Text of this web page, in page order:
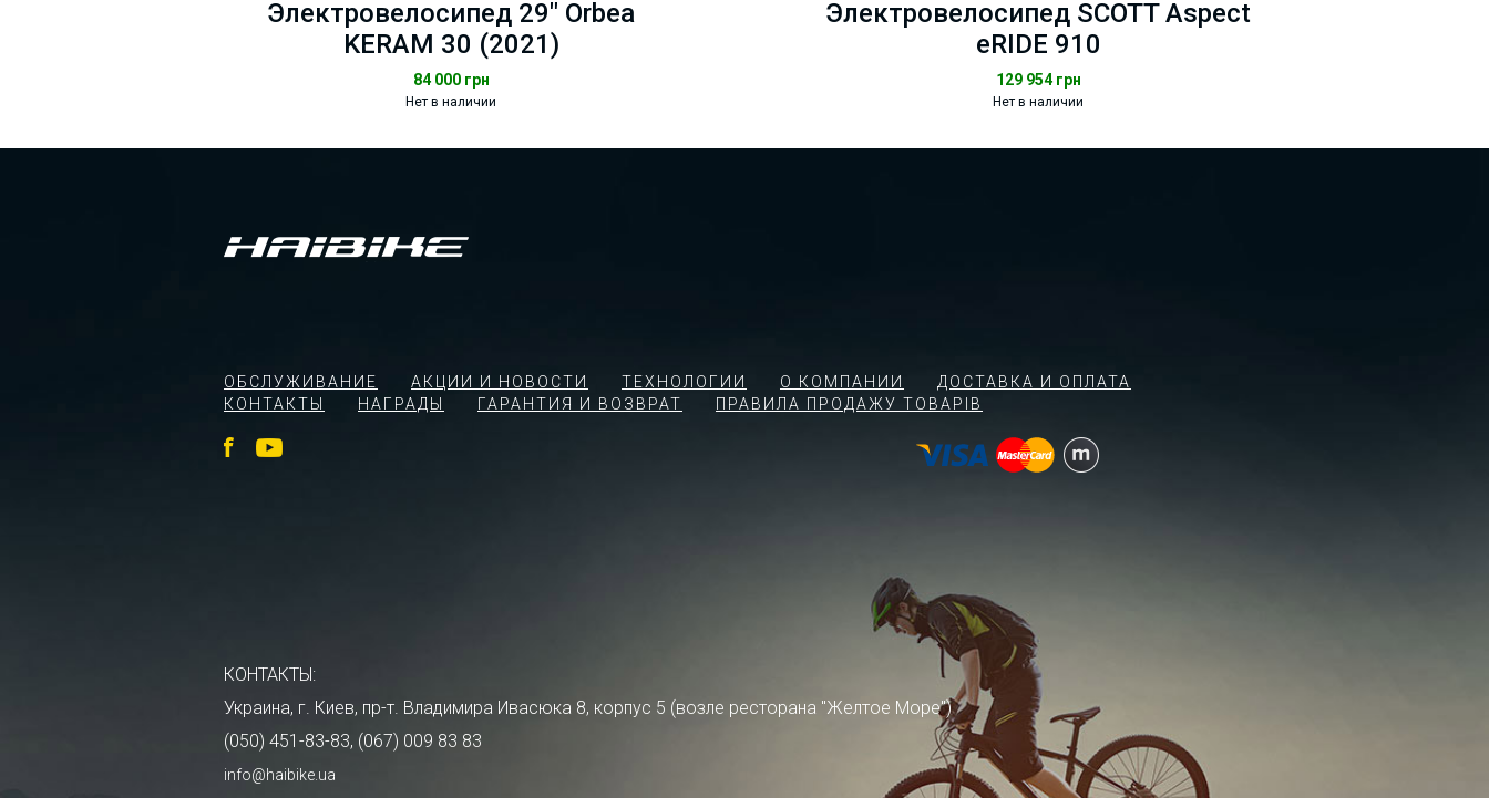
Электровелосипед 29" Orbea
KERAM 30 (2021)
84 000 грн
Нет в наличии
Электровелосипед SCOTT Aspect
eRIDE 910
129 954грн
Нет в наличии
ОБСЛУЖИВАНИЕ АКЦИИ И НОВОСТИ ТЕХНОЛОГИИ О КОМПАНИИ
ДОСТАВКА И ОПЛАТА
КОНТАКТЫ
НАГРАДЫ ГАРАНТИЯ И ВОЗВРАТ ПРАВИЛА ПРОДАЖУ ТОВАРІВ
КОНТАКТЫ:
Украина, г. Киев, пр-т. Владимира Ивасюка 8, корпус 5 (возле ресторана "Желтое Море")
(050) 451-83-83, (067) 009 83 83
info@haibike.ua